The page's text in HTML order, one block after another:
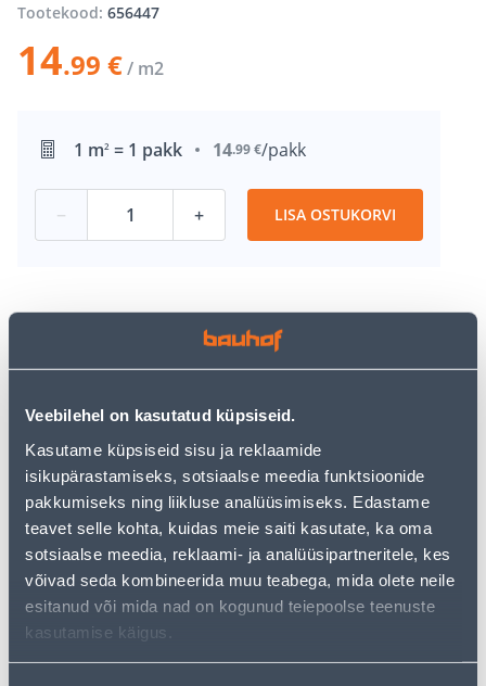
Veebilehel on kasutatud küpsiseid.
Kasutame küpsiseid sisu ja reklaamide
isikupärastamiseks, sotsiaalse meedia funktsioonide
pakkumiseks ning liikluse analüüsimiseks. Edastame
teavet selle kohta, kuidas meie saiti kasutate, ka oma
sotsiaalse meedia, reklaami- ja analüüsipartneritele, kes
võivad seda kombineerida muu teabega, mida olete neile
esitanud või mida nad on kogunud teiepoolse teenuste
kasutamise käigus.
Tootekood: 656447
14.99 €/ m2
1 m2 = 1 pakk 14.99 €/pakk
− + LISA OSTUKORVI
• Struktuurse puidumustri immitatsiooniga
keraamiline põrandaplaat.
• Mõõtmetega 18,5 x 59,8 cm ja paksusega 9 mm.
• Pruuni tooniga ja matt viimistlusega.
• Sobib kasutamiseks sisetingimustes.
• 14-päevane tagastusõigus
Eeldatav kojuvedu 5,59 € al. 2-5 tööpäeva
Poest kätte, alates 06.08.2026